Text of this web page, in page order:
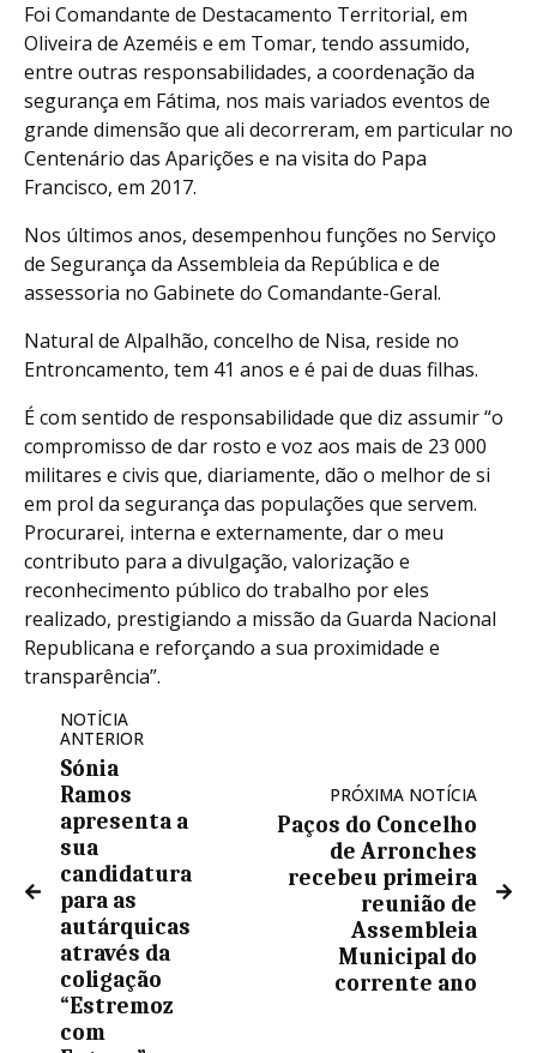
Foi Comandante de Destacamento Territorial, em
Oliveira de Azeméis e em Tomar, tendo assumido,
entre outras responsabilidades, a coordenação da
segurança em Fátima, nos mais variados eventos de
grande dimensão que ali decorreram, em particular no
Centenário das Aparições e na visita do Papa
Francisco, em 2017.
Nos últimos anos, desempenhou funções no Serviço
de Segurança da Assembleia da República e de
assessoria no Gabinete do Comandante-Geral.
Natural de Alpalhão, concelho de Nisa, reside no
Entroncamento, tem 41 anos e é pai de duas filhas.
É com sentido de responsabilidade que diz assumir “o
compromisso de dar rosto e voz aos mais de 23 000
militares e civis que, diariamente, dão o melhor de si
em prol da segurança das populações que servem.
Procurarei, interna e externamente, dar o meu
contributo para a divulgação, valorização e
reconhecimento público do trabalho por eles
realizado, prestigiando a missão da Guarda Nacional
Republicana e reforçando a sua proximidade e
transparência”.
NOTÍCIA
ANTERIOR
Sónia
Ramos
apresenta a
sua
candidatura
para as
autárquicas
através da
coligação
“Estremoz
com
PRÓXIMA NOTÍCIA
Paços do Concelho
de Arronches
recebeu primeira
reunião de
Assembleia
Municipal do
corrente ano